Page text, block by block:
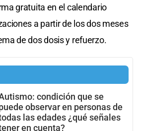
gratuita en el calendario
a partir de los dos meses
de dos dosis y refuerzo.
condición que se
observar en personas de
las edades ¿qué señales
en cuenta?